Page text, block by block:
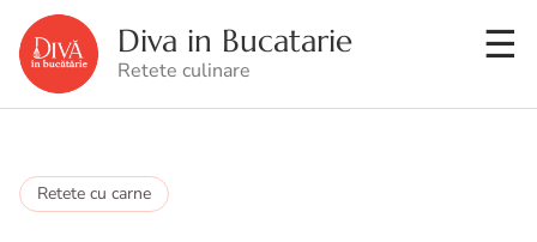
Diva in Bucatarie
Retete culinare
Retete cu carne